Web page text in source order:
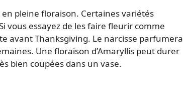
pleine floraison. Certaines variétés
vous essayez de les faire fleurir comme
avant Thanksgiving. Le narcisse parfumera
Une floraison d’Amaryllis peut durer
bien coupées dans un vase.